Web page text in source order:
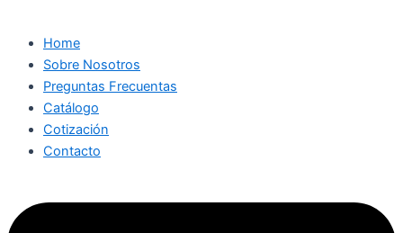
Home
Sobre Nosotros
Preguntas Frecuentas
Catálogo
Cotización
Contacto